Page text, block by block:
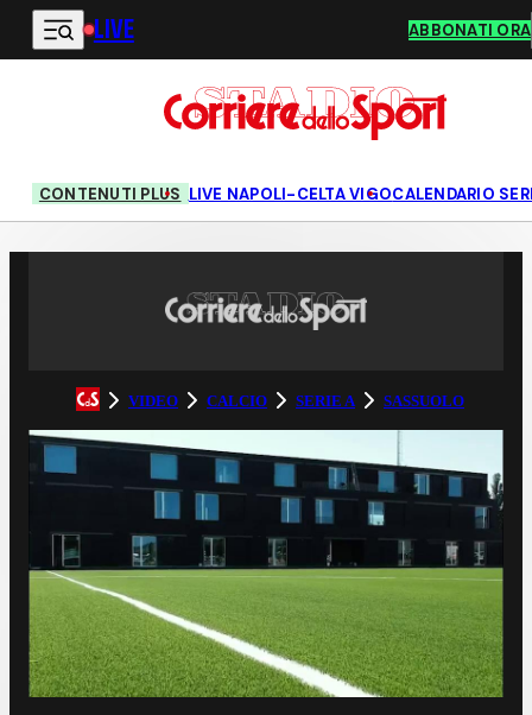
Vai al contenuto principale
LIVE ABBONATI ORA
CONTENUTI PLUS LIVE NAPOLI-CELTA VIGOCALENDARIO
VIDEO CALCIO SERIE A SASSUOLO